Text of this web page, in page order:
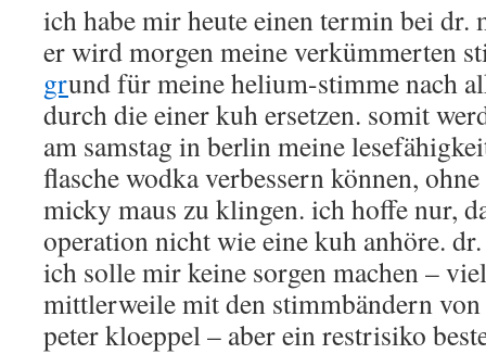
ich habe mir heute einen termin bei dr.
er wird morgen meine verkümmerten
grund für meine helium-stimme nach
durch die einer kuh ersetzen. somit
am samstag in berlin meine
flasche wodka verbessern können,
micky maus zu klingen. ich hoffe nur,
operation nicht wie eine kuh anhöre.
ich solle mir keine sorgen machen –
mittlerweile mit den stimmbändern
peter kloeppel – aber ein restrisiko